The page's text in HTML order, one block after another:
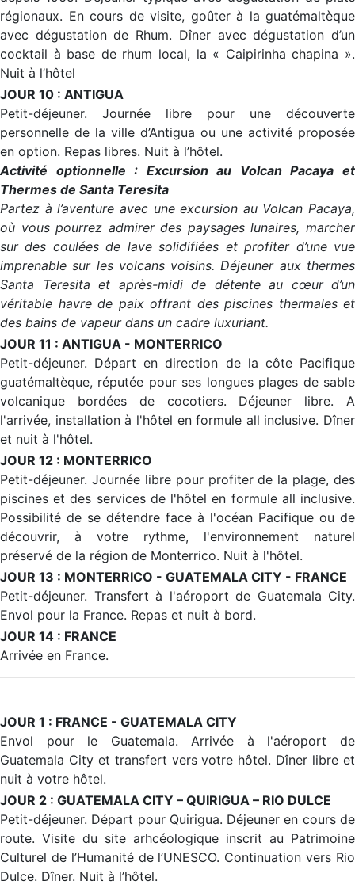
régionaux. En cours de visite, goûter à la guatémaltèque
avec dégustation de Rhum. Dîner avec dégustation d’un
cocktail à base de rhum local, la « Caipirinha chapina ».
Nuit à l’hôtel
JOUR 10 : ANTIGUA
Petit-déjeuner. Journée libre pour une découverte
personnelle de la ville d’Antigua ou une activité proposée
en option. Repas libres. Nuit à l’hôtel.
Activité optionnelle : Excursion au Volcan Pacaya et
Thermes de Santa Teresita
Partez à l’aventure avec une excursion au Volcan Pacaya,
où vous pourrez admirer des paysages lunaires, marcher
sur des coulées de lave solidifiées et profiter d’une vue
imprenable sur les volcans voisins. Déjeuner aux thermes
Santa Teresita et après-midi de détente au cœur d’un
véritable havre de paix offrant des piscines thermales et
des bains de vapeur dans un cadre luxuriant.
JOUR 11 : ANTIGUA - MONTERRICO
Petit-déjeuner. Départ en direction de la côte Pacifique
guatémaltèque, réputée pour ses longues plages de sable
volcanique bordées de cocotiers. Déjeuner libre. A
l'arrivée, installation à l'hôtel en formule all inclusive. Dîner
et nuit à l'hôtel.
JOUR 12 : MONTERRICO
Petit-déjeuner. Journée libre pour profiter de la plage, des
piscines et des services de l'hôtel en formule all inclusive.
Possibilité de se détendre face à l'océan Pacifique ou de
découvrir, à votre rythme, l'environnement naturel
préservé de la région de Monterrico. Nuit à l'hôtel.
JOUR 13 : MONTERRICO - GUATEMALA CITY - FRANCE
Petit-déjeuner. Transfert à l'aéroport de Guatemala City.
Envol pour la France. Repas et nuit à bord.
JOUR 14 : FRANCE
Arrivée en France.
JOUR 1 : FRANCE - GUATEMALA CITY
Envol pour le Guatemala. Arrivée à l'aéroport de
Guatemala City et transfert vers votre hôtel. Dîner libre et
nuit à votre hôtel.
JOUR 2 : GUATEMALA CITY – QUIRIGUA – RIO DULCE
Petit-déjeuner. Départ pour Quirigua. Déjeuner en cours de
route. Visite du site arhcéologique inscrit au Patrimoine
Culturel de l’Humanité de l’UNESCO. Continuation vers Rio
Dulce. Dîner. Nuit à l’hôtel.